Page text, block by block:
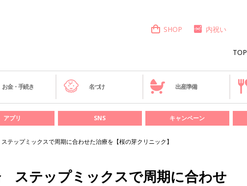
TOP
SHOP 内祝い
お金・手続き 名づけ 出産準備
アプリ SNS キャンペーン
テップミックスで周期に合わせた治療を【桜の芽クリニック】
ステップミックスで周期に合わせ